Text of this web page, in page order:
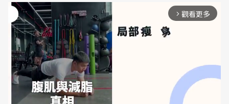
arrow_forward_ios 觀看更多